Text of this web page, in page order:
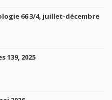
66 3/4, juillet-décembre
139, 2025